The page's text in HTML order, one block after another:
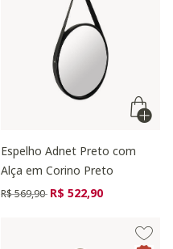
Espelho Adnet Preto com
Alça em Corino Preto
Preço reduzido de
R$ 569,90 para
R$ 522,90